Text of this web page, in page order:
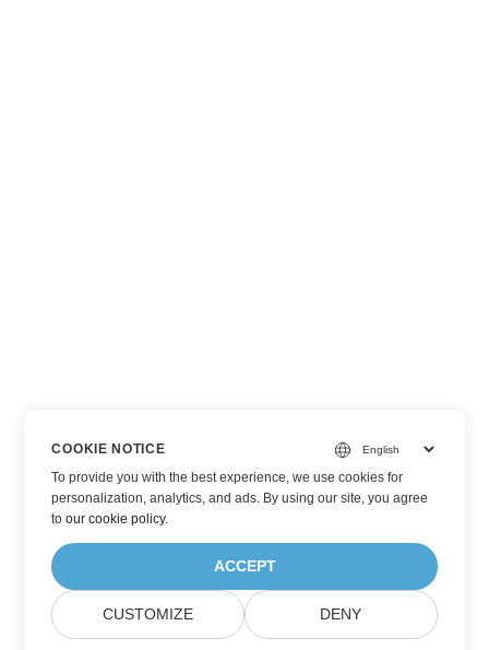
COOKIE NOTICE
To provide you with the best experience, we use cookies for
personalization, analytics, and ads. By using our site, you agree
toour cookie policy.
ACCEPT
CUSTOMIZE DENY